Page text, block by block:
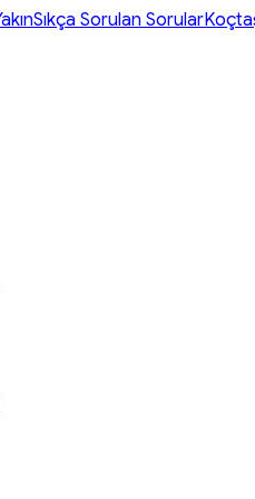
Sıkça Sorulan Sorular